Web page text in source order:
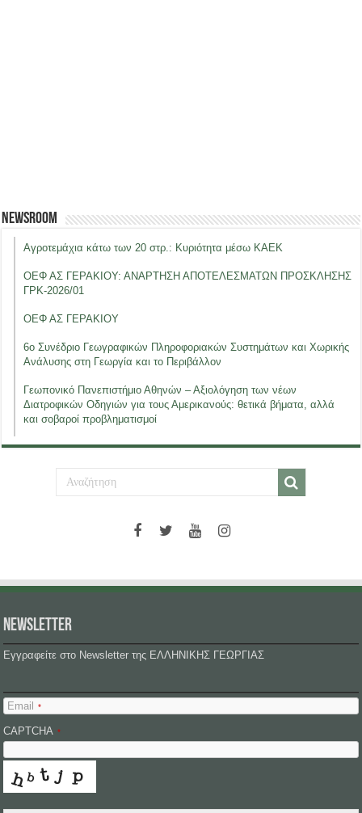
Newsroom
Αγροτεμάχια κάτω των 20 στρ.: Κυριότητα μέσω ΚΑΕΚ
ΟΕΦ ΑΣ ΓΕΡΑΚΙΟΥ: ΑΝΑΡΤΗΣΗ ΑΠΟΤΕΛΕΣΜΑΤΩΝ ΠΡΟΣΚΛΗΣΗΣ
ΓΡΚ-2026/01
ΟΕΦ ΑΣ ΓΕΡΑΚΙΟΥ
6ο Συνέδριο Γεωγραφικών Πληροφοριακών Συστημάτων και Χωρικής
Ανάλυσης στη Γεωργία και το Περιβάλλον
Γεωπονικό Πανεπιστήμιο Αθηνών – Αξιολόγηση των νέων
Διατροφικών Οδηγιών για τους Αμερικανούς: θετικά βήματα, αλλά
και σοβαροί προβληματισμοί
NEWSLETTER
Εγγραφείτε στο Newsletter της ΕΛΛΗΝΙΚΗΣ ΓΕΩΡΓΙΑΣ
Email *
CAPTCHA *